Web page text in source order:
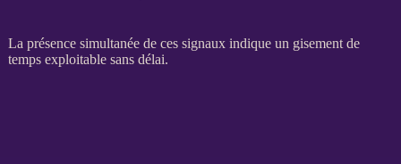
La présence simultanée de ces signaux indique un gisement de
temps exploitable sans délai.